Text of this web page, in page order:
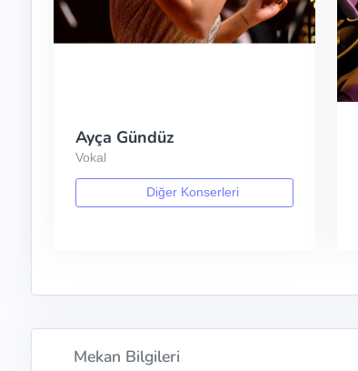
Ayça Gündüz
Vokal
Diğer Konserleri
Mekan Bilgileri